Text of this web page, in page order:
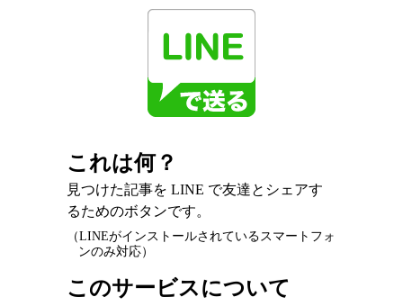
これは何？
見つけた記事を LINE で友達とシェアす
るためのボタンです。
（LINEがインストールされているスマートフォ
ンのみ対応）
このサービスについて